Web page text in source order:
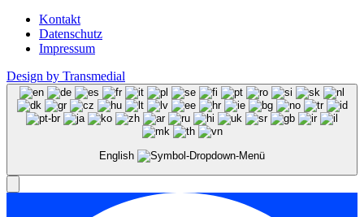
Kontakt
Datenschutz
Impressum
Design by Transmedial
English